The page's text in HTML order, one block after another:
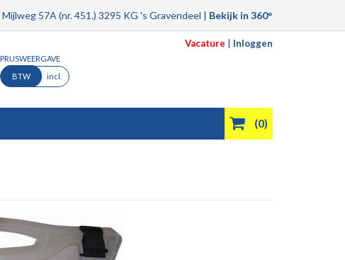
Mijlweg 57A (nr. 451.) 3295 KG 's Gravendeel | Bekijk in 360°
PRIJSWEERGAVE
BTW
incl.
Vacature Inloggen
(0)